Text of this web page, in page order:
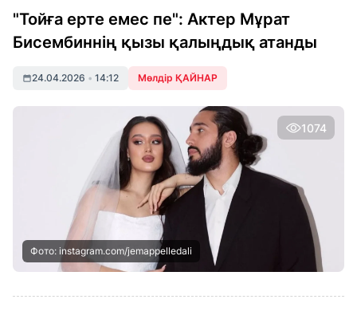
"Тойға ерте емес пе": Актер Мұрат
Бисембиннің қызы қалыңдық атанды
24.04.2026 • 14:12 Мөлдір ҚАЙНАР
1074
Фото: instagram.com/jemappelledali